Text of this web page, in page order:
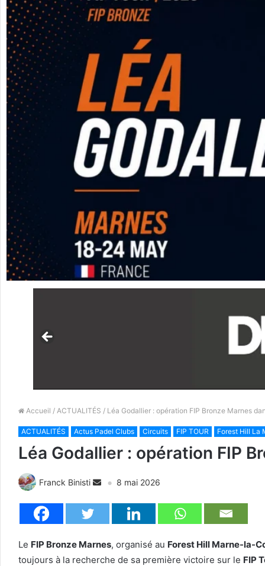
Accueil / ACTUALITÉS / Léa Godallier : opération FIP Bronze Marnes
ACTUALITÉS Actus Padel Clubs Circuits FIP TOUR Forest Hill La
Léa Godallier : opération FIP
Franck Binisti 8 mai 2026
Le FIP Bronze Marnes, organisé au Forest Hill Marne-la-
toujours à la recherche de sa première victoire sur le FIP